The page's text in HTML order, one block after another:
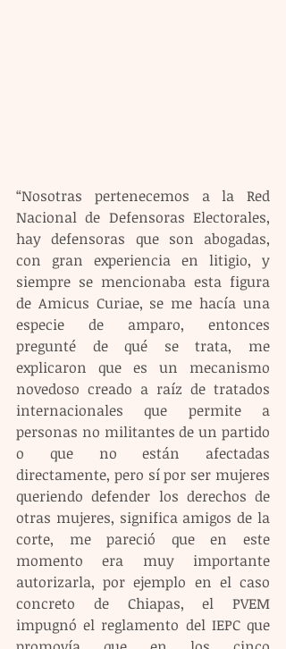
“Nosotras pertenecemos a la Red
Nacional de Defensoras Electorales,
hay defensoras que son abogadas,
con gran experiencia en litigio, y
siempre se mencionaba esta figura
de Amicus Curiae, se me hacía una
especie de amparo, entonces
pregunté de qué se trata, me
explicaron que es un mecanismo
novedoso creado a raíz de tratados
internacionales que permite a
personas no militantes de un partido
o que no están afectadas
directamente, pero sí por ser mujeres
queriendo defender los derechos de
otras mujeres, significa amigos de la
corte, me pareció que en este
momento era muy importante
autorizarla, por ejemplo en el caso
concreto de Chiapas, el PVEM
impugnó el reglamento del IEPC que